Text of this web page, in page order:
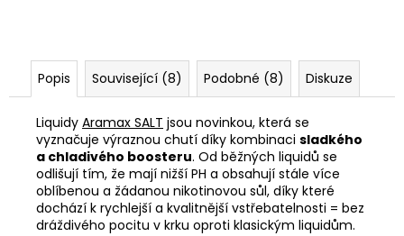
Popis Související (8) Podobné (8) Diskuze
Liquidy Aramax SALT jsou novinkou, která se
vyznačuje výraznou chutí díky kombinaci sladkého
a chladivého boosteru. Od běžných liquidů se
odlišují tím, že mají nižší PH a obsahují stále více
oblíbenou a žádanou nikotinovou sůl, díky které
dochází k rychlejší a kvalitnější vstřebatelnosti = bez
dráždivého pocitu v krku oproti klasickým liquidům.